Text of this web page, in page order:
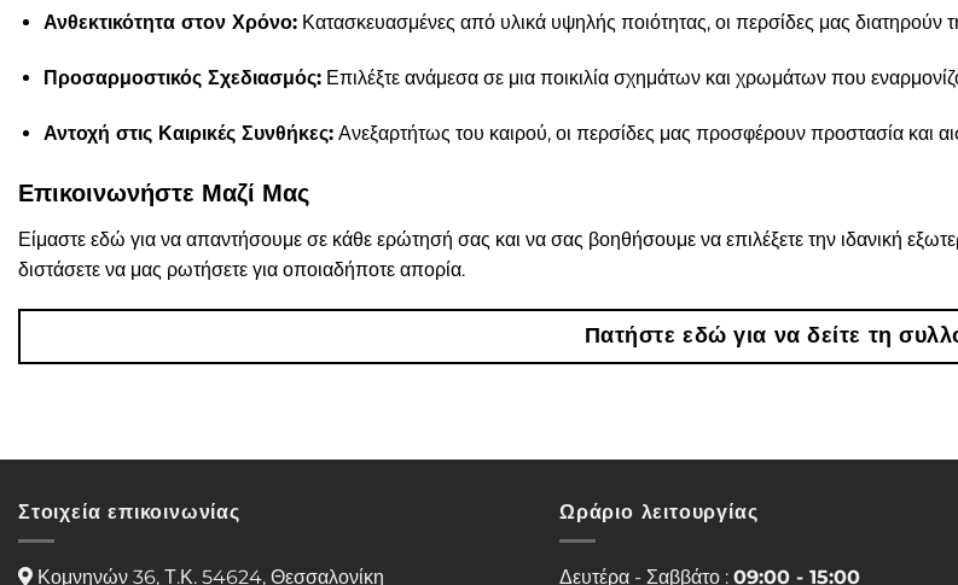
Ανθεκτικότητα στον Χρόνο:Κατασκευασμένες από υλικά υψηλής ποιότητας, οι περσίδες μας διατηρούν
Προσαρμοστικός Σχεδιασμός:Επιλέξτε ανάμεσα σε μια ποικιλία σχημάτων και χρωμάτων που
Αντοχή στις Καιρικές Συνθήκες:Ανεξαρτήτως του καιρού, οι περσίδες μας προσφέρουν προστασία και
Επικοινωνήστε Μαζί Μας
Είμαστε εδώ για να απαντήσουμε σε κάθε ερώτησή σας και να σας βοηθήσουμε να επιλέξετε την ιδανική
διστάσετε να μας ρωτήσετε για οποιαδήποτε απορία.
Πατήστε εδώ για να δείτε τη
Στοιχεία επικοινωνίας
Κομνηνών 36, Τ.Κ. 54624, Θεσσαλονίκη
Ωράριο λειτουργίας
Δευτέρα - Σαββάτο : 09:00 - 15:00